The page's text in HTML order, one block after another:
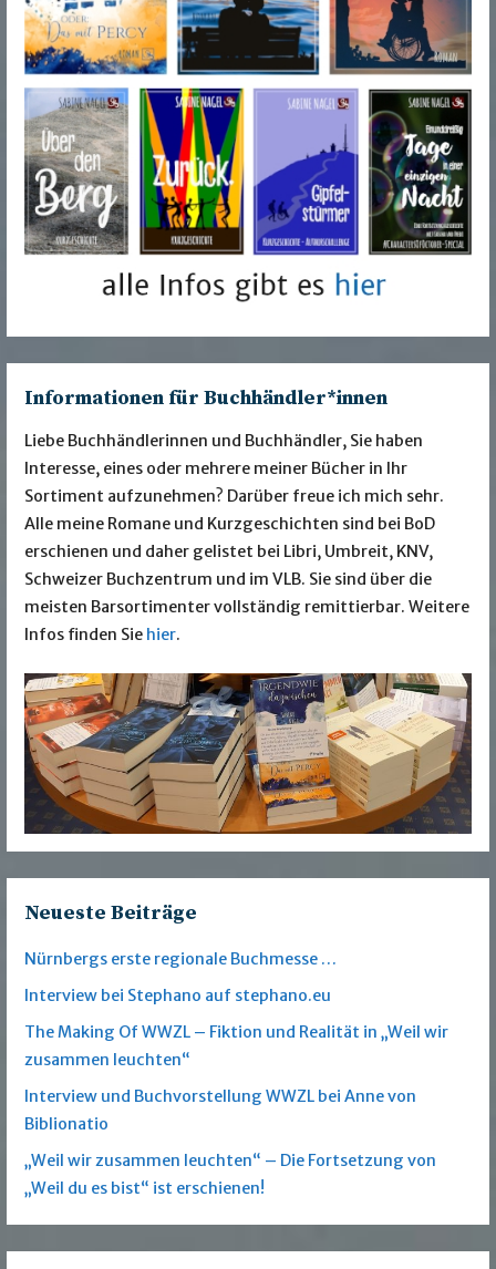
Informationen für Buchhändler*innen
Liebe Buchhändlerinnen und Buchhändler, Sie haben
Interesse, eines oder mehrere meiner Bücher in Ihr
Sortiment aufzunehmen? Darüber freue ich mich sehr.
Alle meine Romane und Kurzgeschichten sind bei BoD
erschienen und daher gelistet bei Libri, Umbreit, KNV,
Schweizer Buchzentrum und im VLB. Sie sind über die
meisten Barsortimenter vollständig remittierbar. Weitere
Infos finden Sie hier.
Neueste Beiträge
Nürnbergs erste regionale Buchmesse …
Interview bei Stephano auf stephano.eu
The Making Of WWZL – Fiktion und Realität in „Weil wir
zusammen leuchten“
Interview und Buchvorstellung WWZL bei Anne von
Biblionatio
„Weil wir zusammen leuchten“ – Die Fortsetzung von
„Weil du es bist“ ist erschienen!